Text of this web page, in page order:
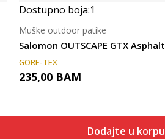
Dostupno boja:1
Salomon OUTSCAPE GTX Asphalt
Muške outdoor patike
GORE-TEX
235,00 BAM
Dodajte u korpu